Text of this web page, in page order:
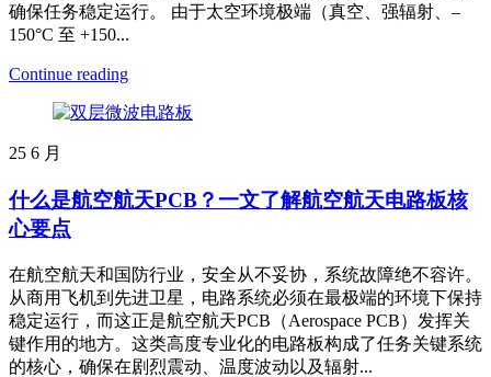
确保任务稳定运行。 由于太空环境极端（真空、强辐射、–
150°C 至 +150...
Continue reading
25 6 月
什么是航空航天PCB？一文了解航空航天电路板核
心要点
在航空航天和国防行业，安全从不妥协，系统故障绝不容许。
从商用飞机到先进卫星，电路系统必须在最极端的环境下保持
稳定运行，而这正是航空航天PCB（Aerospace PCB）发挥关
键作用的地方。这类高度专业化的电路板构成了任务关键系统
的核心，确保在剧烈震动、温度波动以及辐射...